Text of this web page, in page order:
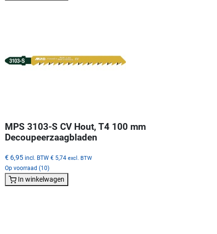
MPS 3103-S CV Hout, T4 100 mm
Decoupeerzaagbladen
€ 6,95 incl. BTW € 5,74 excl. BTW
Op voorraad (10)
In winkelwagen